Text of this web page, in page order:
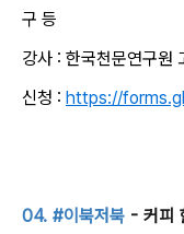
구 등
강사 : 한국천문연구원
신청 : https://
04. #이북저북- 커피